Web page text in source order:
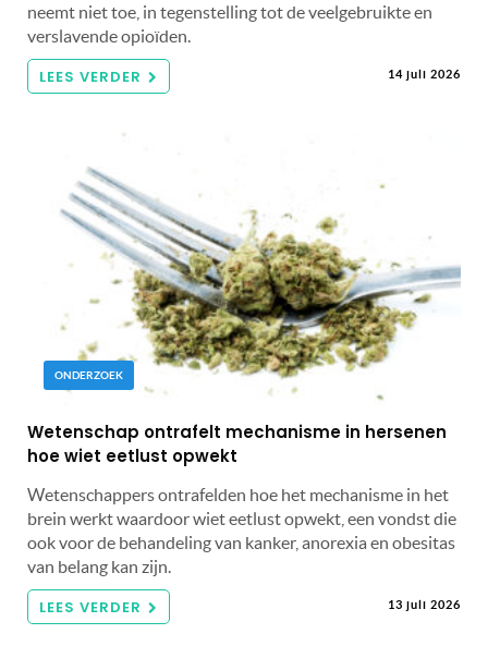
neemt niet toe, in tegenstelling tot de veelgebruikte en
verslavende opioïden.
LEES VERDER 14 juli 2026
ONDERZOEK
Wetenschap ontrafelt mechanisme in hersenen
hoe wiet eetlust opwekt
Wetenschappers ontrafelden hoe het mechanisme in het
brein werkt waardoor wiet eetlust opwekt, een vondst die
ook voor de behandeling van kanker, anorexia en obesitas
van belang kan zijn.
LEES VERDER 13 juli 2026